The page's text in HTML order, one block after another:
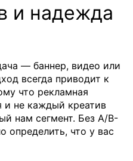
и надежда
— баннер, видео или
всегда приводит к
что рекламная
и не каждый креатив
нам сегмент. Без A/B-
определить, что у вас